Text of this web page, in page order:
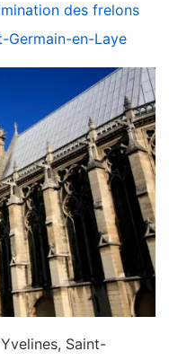
des frelons
Germain-en-Laye
Saint-